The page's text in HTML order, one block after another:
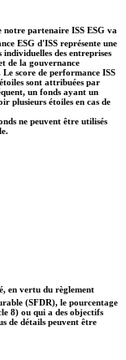
notre partenaire ISS ESG va
ESG d'ISS représente une
des entreprises
de la gouvernance
score de performance ISS
sont attribuées par
un fonds ayant un
plusieurs étoiles en cas de
ne peuvent être utilisés
en vertu du règlement
(SFDR), le pourcentage
8) ou qui a des objectifs
de détails peuvent être